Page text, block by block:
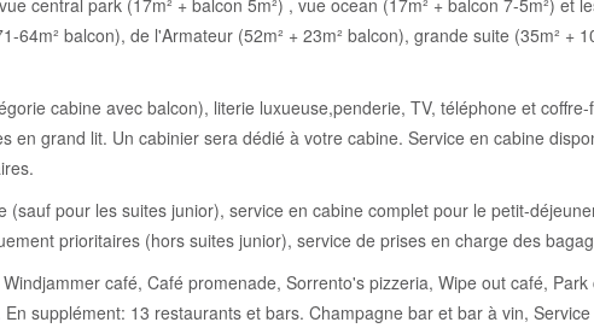
64m² balcon), de l'Armateur (52m² + 23m² balcon), grande suite (35m² +
cabine avec balcon), literie luxueuse,penderie, TV, téléphone et
en grand lit. Un cabinier sera dédié à votre cabine. Service en cabine
pour les suites junior), service en cabine complet pour le petit-
prioritaires (hors suites junior), service de prises en charge des
café, Café promenade, Sorrento's pizzeria, Wipe out café,
supplément: 13 restaurants et bars. Champagne bar et bar à vin,